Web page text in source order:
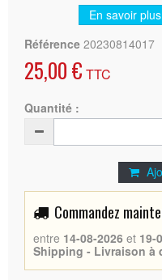
En savoir
Référence 20230814017
25,00 € TTC
Quantité :
Commandez
entre 14-08-2026 et 19-
Shipping - Livraison à